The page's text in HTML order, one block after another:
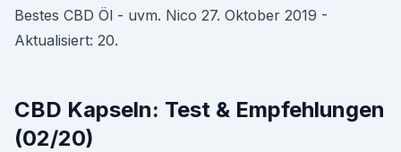
Bestes CBD Öl - uvm. Nico 27. Oktober 2019 -
Aktualisiert: 20.
CBD Kapseln: Test & Empfehlungen
(02/20)